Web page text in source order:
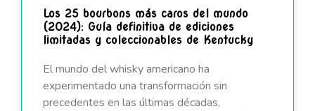
Los 25 bourbons más caros del mundo
(2024): Guía definitiva de ediciones
limitadas y coleccionables de Kentucky
El mundo del whisky americano ha
experimentado una transformación sin
precedentes en las últimas décadas,